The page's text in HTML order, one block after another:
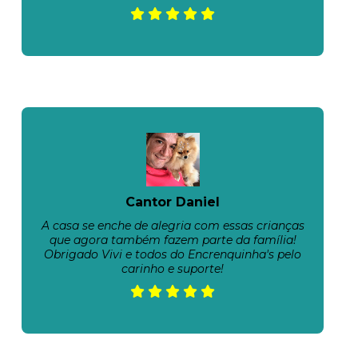
Cantor Daniel
A casa se enche de alegria com essas crianças
que agora também fazem parte da família!
Obrigado Vivi e todos do Encrenquinha's pelo
carinho e suporte!